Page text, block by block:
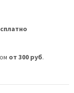
от 300 руб.